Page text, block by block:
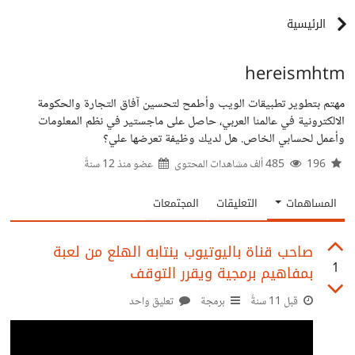
الرئيسية
hereismhtm
مهتم بتطوير تطبيقات الويب وأطمح لتحسين آفاق التجارة والحكومة
الالكترونية في عالمنا العربي، حاصل على ماجستير في نظم المعلومات
وأعمل لحسابي الخاص. هل لديك وظيفة تعرضها علي؟
عضو منذ12 سنةً
المساهمات التعليقات المجتمعات
1
صاحب قناة باليوتيوب ينتابه الهلع من لعبة
بمفاهيم برمجية ويقرر التوقف
قبل 11 سنةً برمجة تعليق واحد